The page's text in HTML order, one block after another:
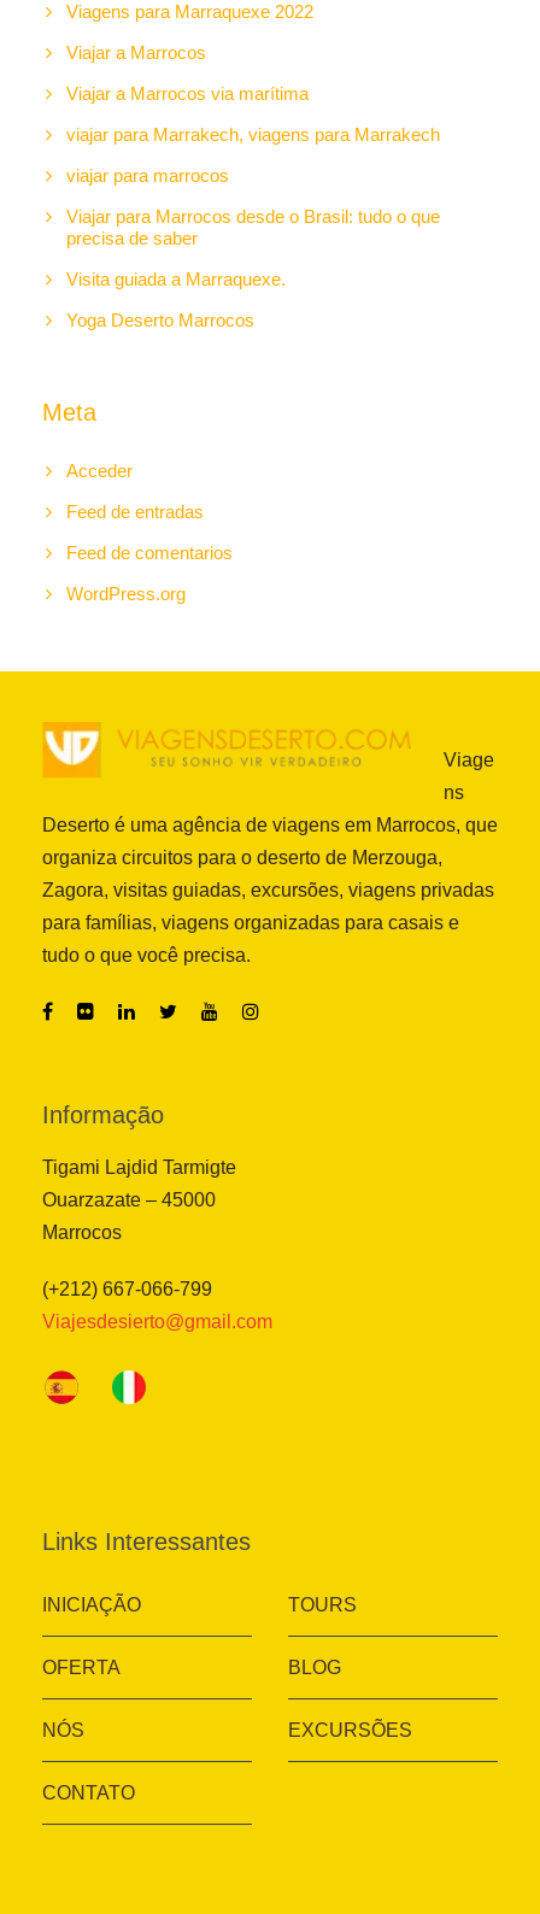
Viagens para Marraquexe 2022
Viajar a Marrocos
Viajar a Marrocos via marítima
viajar para Marrakech, viagens para Marrakech
viajar para marrocos
Viajar para Marrocos desde o Brasil: tudo o que
precisa de saber
Visita guiada a Marraquexe.
Yoga Deserto Marrocos
Meta
Acceder
Feed de entradas
Feed de comentarios
WordPress.org
Viage
ns
Deserto é uma agência de viagens em Marrocos, que
organiza circuitos para o deserto de Merzouga,
Zagora, visitas guiadas, excursões, viagens privadas
para famílias, viagens organizadas para casais e
tudo o que você precisa.
Informação
Tigami Lajdid Tarmigte
Ouarzazate – 45000
Marrocos
(+212) 667-066-799
Viajesdesierto@gmail.com
Links Interessantes
INICIAÇÃO TOURS
OFERTA BLOG
NÓS EXCURSÕES
CONTATO